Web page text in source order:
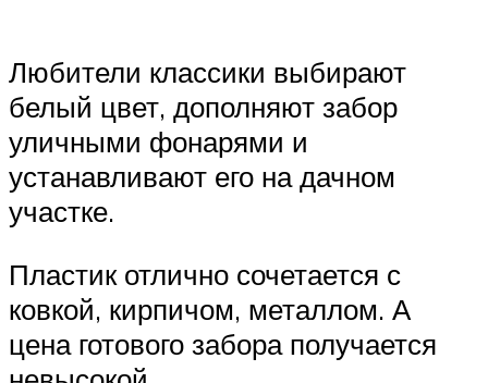
Любители классики выбирают
белый цвет, дополняют забор
уличными фонарями и
устанавливают его на дачном
участке.
Пластик отлично сочетается с
ковкой, кирпичом, металлом. А
цена готового забора получается